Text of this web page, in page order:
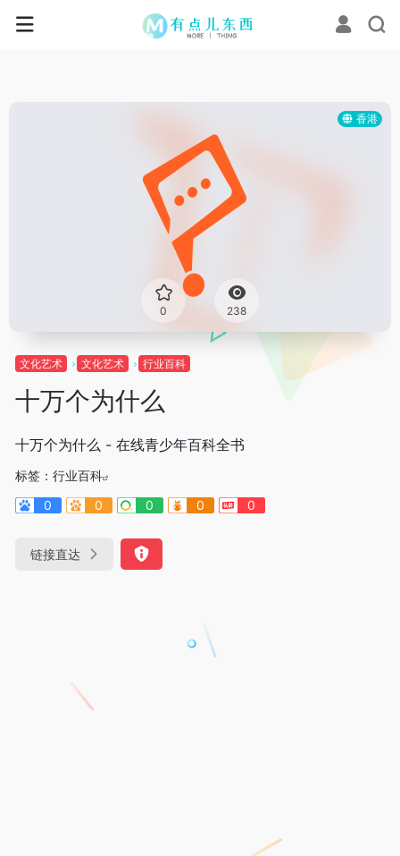
香港
0 238
文化艺术 文化艺术 行业百科
十万个为什么
十万个为什么 - 在线青少年百科全书
标签： 行业百科
0
0 0 0 0
链接直达